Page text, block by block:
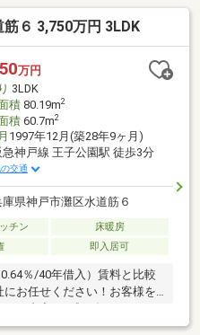
用性を兼ね備えた住空間。詳
索へ。HP未掲載の水面下情
６ 3,750万円 3LDK
万円
3LDK
積80.19m2
積60.7m2
1997年12月(築28年9ヶ月)
急神戸線 王子公園駅 徒歩3分
交通
庫県神戸市灘区水道筋６
チン
床暖房
即入居可
％/40年借入）賃料と比較
ローゼット2ヶ所 2重サッ